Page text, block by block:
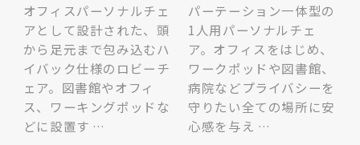
オフィスパーソナルチェ
アとして設計された、頭
から足元まで包み込むハ
イバック仕様のロビーチ
ェア。図書館やオフィ
ス、ワーキングポッドな
どに設置す …
パーテーション一体型の
1人用パーソナルチェ
ア。オフィスをはじめ、
ワークポッドや図書館、
病院などプライバシーを
守りたい全ての場所に安
心感を与え …